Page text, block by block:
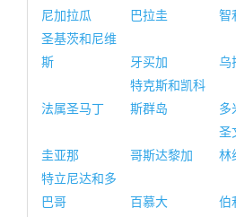
尼加拉瓜
巴拉圭
智
圣基茨和尼维
斯
牙买加 乌
法属圣马丁
特克斯和凯科
斯群岛
多
圭亚那 哥斯达黎加
圣
林
特立尼达和多
巴哥
百慕大
伯